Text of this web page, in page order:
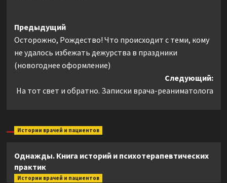
Навигация
записи
Предыдущий
Осторожно, Рождество! Что происходит с теми, кому
не удалось избежать дежурства в праздники
(новогоднее оформление)
Следующий:
На тот свет и обратно. Записки врача-реаниматолога
Истории врачей и пациентов
Однажды. Книга историй и психотерапевтических
практик
Истории врачей и пациентов